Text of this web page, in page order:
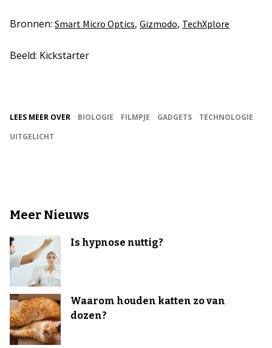
Bronnen: Smart Micro Optics, Gizmodo, TechXplore
Beeld: Kickstarter
LEES MEER OVER BIOLOGIE FILMPJE GADGETS
TECHNOLOGIE
UITGELICHT
Meer Nieuws
Is hypnose nuttig?
Waarom houden katten zo van
dozen?